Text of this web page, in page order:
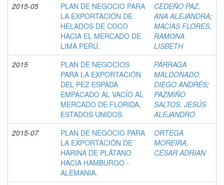
2015-05
PLAN DE NEGOCIO PARA
LA EXPORTACIÓN DE
HELADOS DE COCO
HACIA EL MERCADO DE
LIMA PERÚ.
CEDEÑO PAZ,
ANA ALEJANDRA;
MACÍAS FLORES,
RAMONA
LISBETH
2015
PLAN DE NEGOCIOS
PARA LA EXPORTACIÓN
DEL PEZ ESPADA
EMPACADO AL VACÍO AL
MERCADO DE FLORIDA,
ESTADOS UNIDOS.
PÁRRAGA
MALDONADO,
DIEGO ANDRÉS;
PAZMIÑO
SALTOS, JESÚS
ALEJANDRO
2015-07
PLAN DE NEGOCIO PARA
LA EXPORTACIÓN DE
HARINA DE PLÁTANO
HACIA HAMBURGO -
ALEMANIA.
ORTEGA
MOREIRA,
CÉSAR ADRIAN